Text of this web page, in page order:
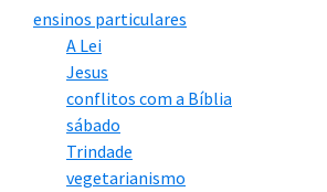
ensinos particulares
A Lei
Jesus
conflitos com a Bíblia
sábado
Trindade
vegetarianismo